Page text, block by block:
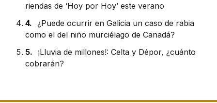
riendas de ‘Hoy por Hoy’ este verano
4. ¿Puede ocurrir en Galicia un caso de rabia
como el del niño murciélago de Canadá?
5.
¡Lluvia de millones!: Celta y Dépor, ¿cuánto
cobrarán?